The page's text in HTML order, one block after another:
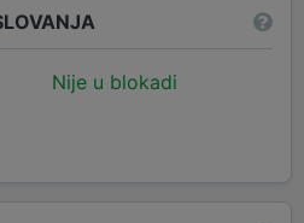
Nije u blokadi